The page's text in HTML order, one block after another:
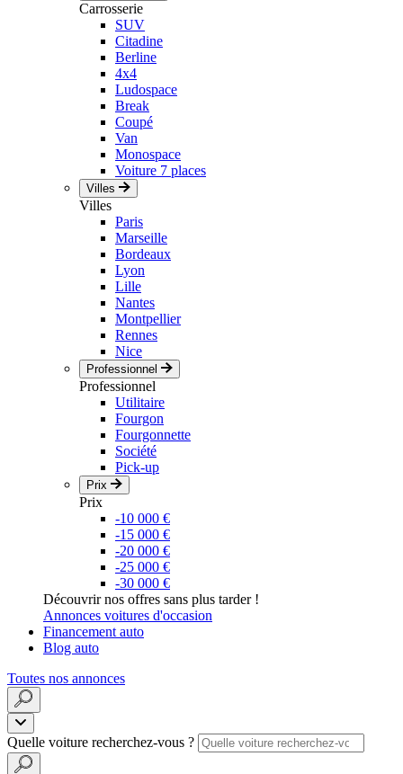
Carrosserie
SUV
Citadine
Berline
4x4
Ludospace
Break
Coupé
Van
Monospace
Voiture 7 places
Villes
Villes
Paris
Marseille
Bordeaux
Lyon
Lille
Nantes
Montpellier
Rennes
Nice
Professionnel
Professionnel
Utilitaire
Fourgon
Fourgonnette
Société
Pick-up
Prix
Prix
-10 000 €
-15 000 €
-20 000 €
-25 000 €
-30 000 €
Découvrir nos offres sans plus tarder !
Annonces voitures d'occasion
Financement auto
Blog auto
Toutes nos annonces
Quelle voiture recherchez-vous ?